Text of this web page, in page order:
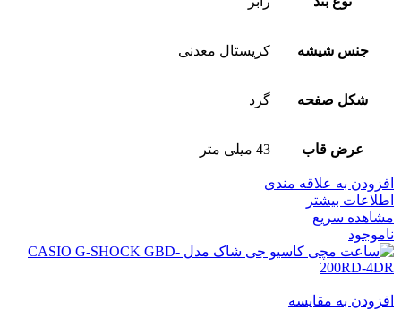
جنس شیشه کریستال معدنی
شکل صفحه گرد
عرض قاب 43 میلی متر
افزودن به علاقه مندی
اطلاعات بیشتر
مشاهده سریع
ناموجود
افزودن به مقایسه